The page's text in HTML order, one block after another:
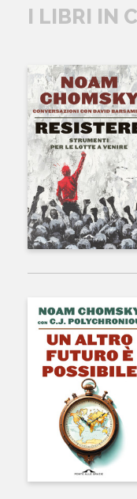
Di gran lunga
più amato
ora è
visione del
I LIBRI IN